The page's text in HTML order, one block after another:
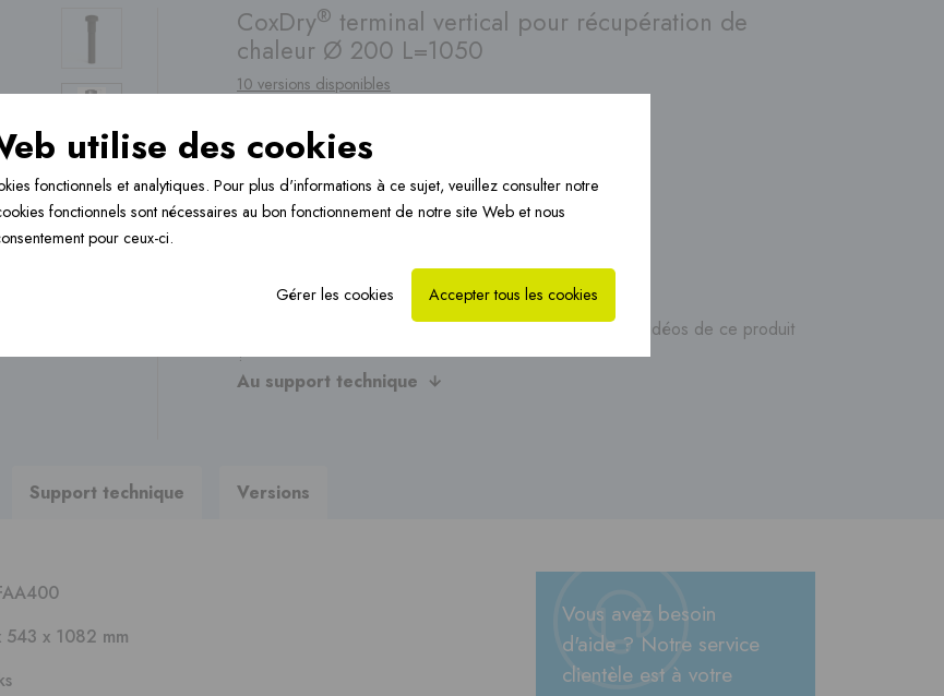
Chauffage par le sol
CoxHYBRID PP 3CE › Cheminées PREFAB ›
CoxDry® terminal vertical pour récupération de
chaleur Ø 200 L=1050
10 versions disponibles
Trouver unpoint de vente
Vous recherchez des brochures, des manuels ou des vidéos de ce produit
?
Au support technique
Support technique Versions
543 x 1082 mm
Vous avez besoin
d'aide ? Notre service
clientèle est à votre
utilise des cookies
fonctionnels et analytiques. Pour plus d'informations à ce sujet, veuillez consulter notre
fonctionnels sont nécessaires au bon fonctionnement de notre site Web et nous
pour ceux-ci.
Gérer les cookies Accepter tous les cookies